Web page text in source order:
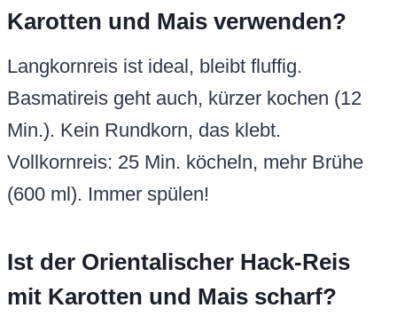
Karotten und Mais verwenden?
Langkornreis ist ideal, bleibt fluffig.
Basmatireis geht auch, kürzer kochen (12
Min.). Kein Rundkorn, das klebt.
Vollkornreis: 25 Min. köcheln, mehr Brühe
(600 ml). Immer spülen!
Ist der Orientalischer Hack-Reis
mit Karotten und Mais scharf?